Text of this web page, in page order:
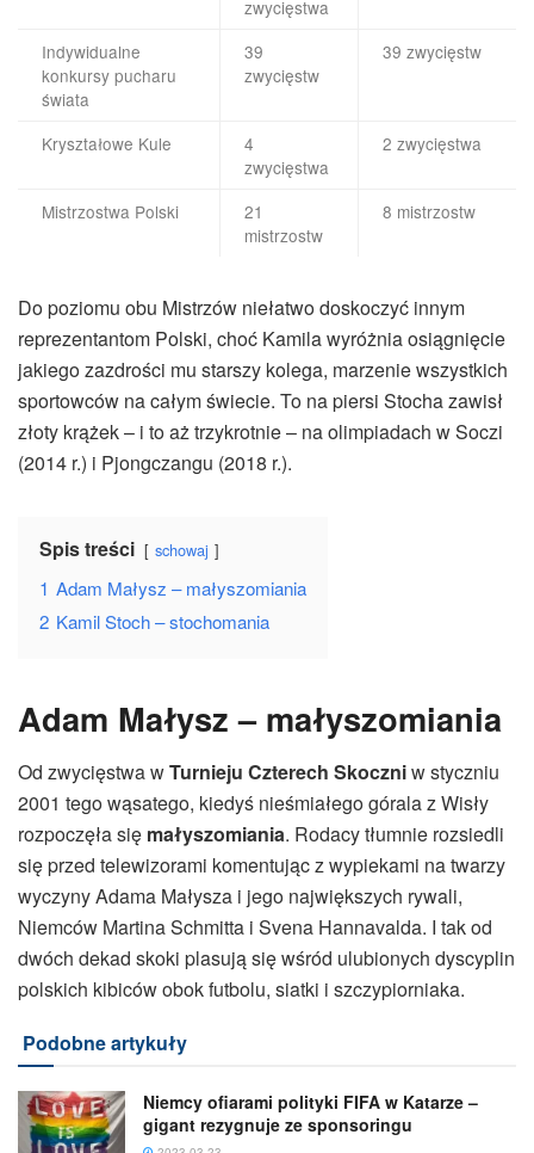
zwycięstwa
Indywidualne
konkursy pucharu
świata
39
zwycięstw
39 zwycięstw
Kryształowe Kule
4
zwycięstwa
2 zwycięstwa
Mistrzostwa Polski
21
mistrzostw
8 mistrzostw
Do poziomu obu Mistrzów niełatwo doskoczyć innym
reprezentantom Polski, choć Kamila wyróżnia osiągnięcie
jakiego zazdrości mu starszy kolega, marzenie wszystkich
sportowców na całym świecie. To na piersi Stocha zawisł
złoty krążek – i to aż trzykrotnie – na olimpiadach w Soczi
(2014 r.) i Pjongczangu (2018 r.).
Spis treści schowaj
1 Adam Małysz – małyszomiania
2 Kamil Stoch – stochomania
Adam Małysz – małyszomiania
Od zwycięstwa wTurnieju Czterech Skoczniw styczniu
2001 tego wąsatego, kiedyś nieśmiałego górala z Wisły
rozpoczęła się małyszomiania. Rodacy tłumnie rozsiedli
się przed telewizorami komentując z wypiekami na twarzy
wyczyny Adama Małysza i jego największych rywali,
Niemców Martina Schmitta i Svena Hannavalda. I tak od
dwóch dekad skoki plasują się wśród ulubionych dyscyplin
polskich kibiców obok futbolu, siatki i szczypiorniaka.
Podobne artykuły
Niemcy ofiarami polityki FIFA w Katarze –
gigant rezygnuje ze sponsoringu